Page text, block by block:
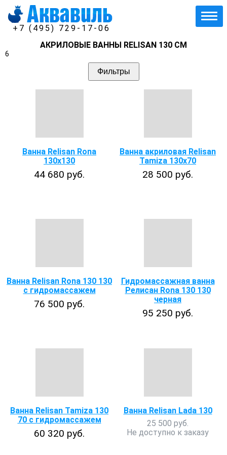
+7 (495) 729-17-06
АКРИЛОВЫЕ ВАННЫ RELISAN 130 СМ
6
Фильтры
Ванна Relisan Rona
130х130
44 680 руб.
Ванна акриловая Relisan
Tamiza 130x70
28 500 руб.
Ванна Relisan Rona 130 130
с гидромассажем
76 500 руб.
Гидромассажная ванна
Релисан Rona 130 130
черная
95 250 руб.
Ванна Relisan Tamiza 130
70 с гидромассажем
60 320 руб.
Ванна Relisan Lada 130
25 500 руб.
Не доступно к заказу